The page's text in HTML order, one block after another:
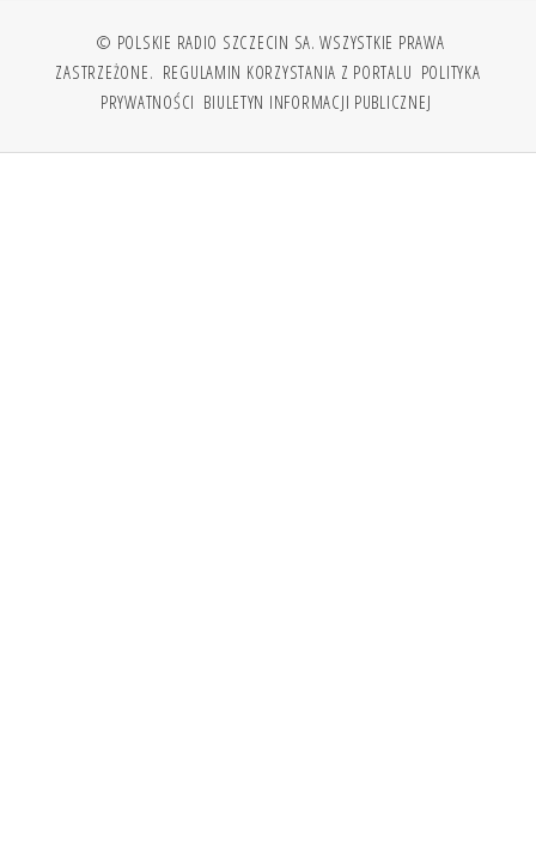
© POLSKIE RADIO SZCZECIN SA. WSZYSTKIE PRAWA
ZASTRZEŻONE. REGULAMIN KORZYSTANIA Z PORTALU POLITYKA
PRYWATNOŚCI BIULETYN INFORMACJI PUBLICZNEJ